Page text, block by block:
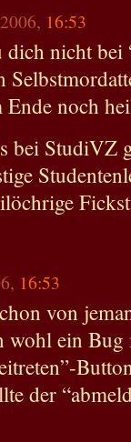
16:53
dich nicht
Ende noch
bei StudiVZ
16:53
von
wohl ein Bug
der